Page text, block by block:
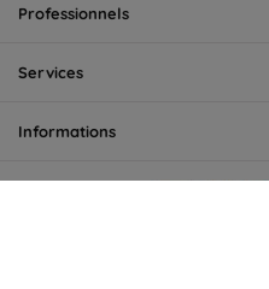
Professionnels
Services
Informations